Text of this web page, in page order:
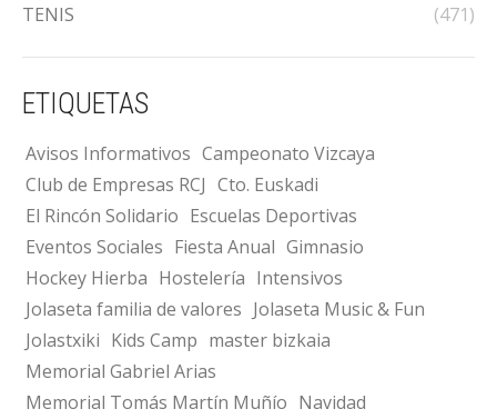
TENIS
(471)
ETIQUETAS
Avisos Informativos Campeonato Vizcaya
Club de Empresas RCJ Cto. Euskadi
El Rincón Solidario Escuelas Deportivas
Eventos Sociales Fiesta Anual Gimnasio
Hockey Hierba Hostelería Intensivos
Jolaseta familia de valores Jolaseta Music & Fun
Jolastxiki Kids Camp master bizkaia
Memorial Gabriel Arias
Memorial Tomás Martín Muñío Navidad